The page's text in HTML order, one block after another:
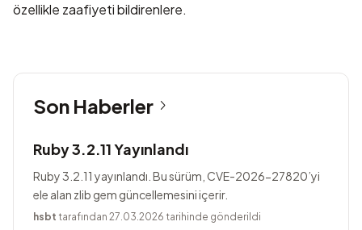
özellikle zaafiyeti bildirenlere.
Son Haberler
Ruby 3.2.11 Yayınlandı
Ruby 3.2.11 yayınlandı. Bu sürüm, CVE-2026-27820’yi
ele alan zlib gem güncellemesini içerir.
hsbt tarafından 27.03.2026 tarihinde gönderildi